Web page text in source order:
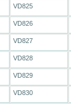
VD825
VD826
VD827
VD828
VD829
VD830